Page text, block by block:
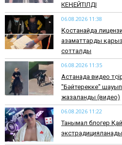
КЕҢЕЙТІЛДІ
06.08.2026 11:38
Қостанайда
азаматтарды
сотталды
06.08.2026 11:35
Астанада видео
"Бәйтерекке"
жазаланды (видео)
06.08.2026 11:22
Танымал блогер
экстрадицияланады